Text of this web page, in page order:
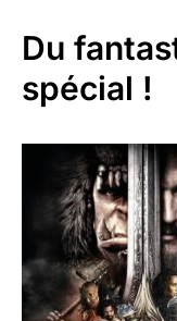
Du
spécial !